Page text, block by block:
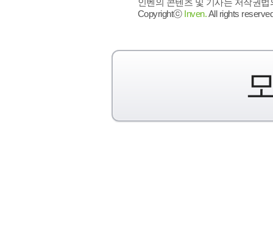
인벤의 콘텐츠 및 기사는 저작권
Copyrightⓒ Inven.All rights